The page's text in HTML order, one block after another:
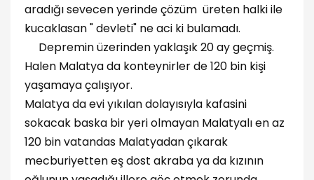
aradığı sevecen yerinde çözüm üreten halki ile
kucaklasan " devleti" ne aci ki bulamadı.
Depremin üzerinden yaklaşık 20 ay geçmiş.
Halen Malatya da konteynirler de 120 bin kişi
yaşamaya çalışıyor.
Malatya da evi yıkılan dolayısıyla kafasini
sokacak baska bir yeri olmayan Malatyalı en az
120 bin vatandas Malatyadan çıkarak
mecburiyetten eş dost akraba ya da kızının